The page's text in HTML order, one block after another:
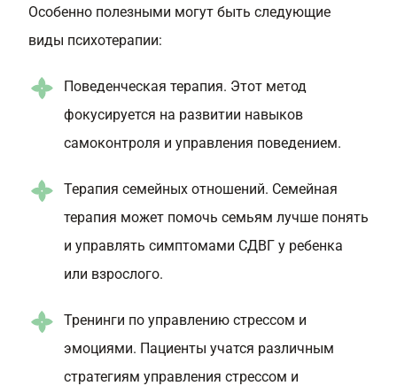
Особенно полезными могут быть следующие
виды психотерапии:
Поведенческая терапия. Этот метод
фокусируется на развитии навыков
самоконтроля и управления поведением.
Терапия семейных отношений. Семейная
терапия может помочь семьям лучше понять
и управлять симптомами СДВГ у ребенка
или взрослого.
Тренинги по управлению стрессом и
эмоциями. Пациенты учатся различным
стратегиям управления стрессом и